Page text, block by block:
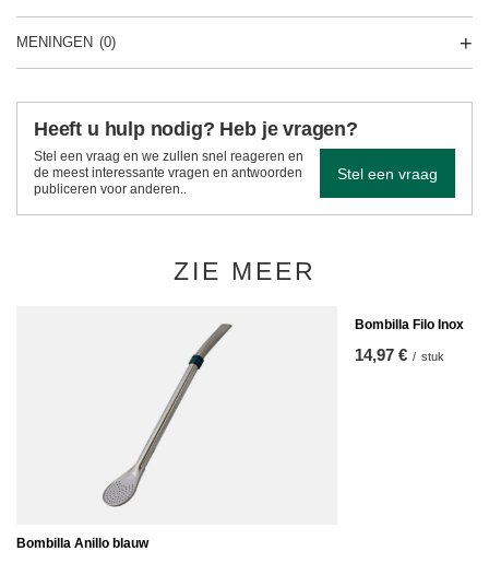
MENINGEN (0)
Heeft u hulp nodig? Heb je vragen?
Stel een vraag en we zullen snel reageren en
de meest interessante vragen en antwoorden
publiceren voor anderen..
Stel een vraag
ZIE MEER
Bombilla Anillo blauw
Bombilla Filo Inox
14,97 € / stuk